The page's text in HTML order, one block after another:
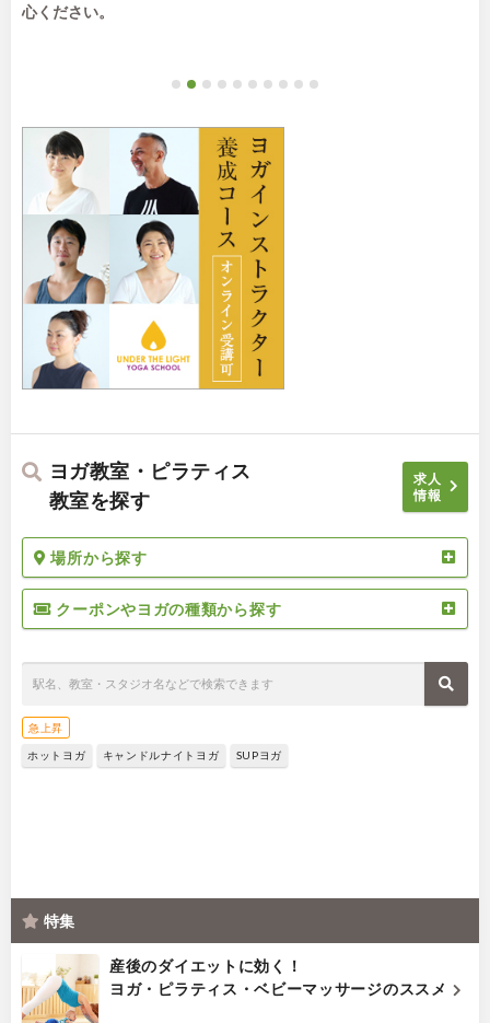
心ください。
ヨガ教室・ピラティス
教室を探す
求人
情報
場所から探す
クーポンやヨガの種類から探す
急上昇
ホットヨガ キャンドルナイトヨガ SUPヨガ
特集
産後のダイエットに効く！
ヨガ・ピラティス・ベビーマッサージのススメ